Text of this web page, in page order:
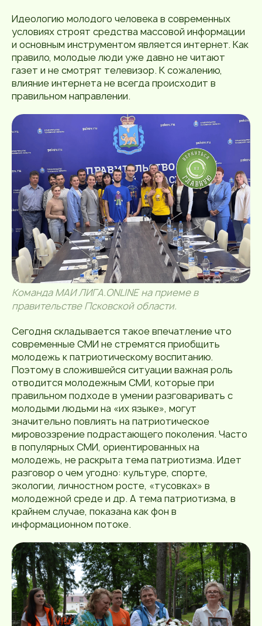
Идеологию молодого человека в современных
условиях строят средства массовой информации
и основным инструментом является интернет. Как
правило, молодые люди уже давно не читают
газет и не смотрят телевизор. К сожалению,
влияние интернета не всегда происходит в
правильном направлении.
Команда МАИ ЛИГА.ONLINE на приеме в
правительстве Псковской области.
Сегодня складывается такое впечатление что
современные СМИ не стремятся приобщить
молодежь к патриотическому воспитанию.
Поэтому в сложившейся ситуации важная роль
отводится молодежным СМИ, которые при
правильном подходе в умении разговаривать с
молодыми людьми на «их языке», могут
значительно повлиять на патриотическое
мировоззрение подрастающего поколения. Часто
в популярных СМИ, ориентированных на
молодежь, не раскрыта тема патриотизма. Идет
разговор о чем угодно: культуре, спорте,
экологии, личностном росте, «тусовках» в
молодежной среде и др. А тема патриотизма, в
крайнем случае, показана как фон в
информационном потоке.